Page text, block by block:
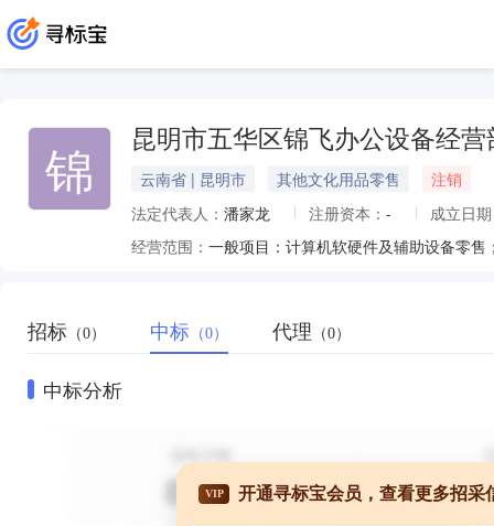
锦 昆明市五华区锦飞办公设备经营
云南省 | 昆明市 其他文化用品零售
注销
法定代表人： 潘家龙 注册资本： -
成立日
经营范围：
招标 （0） 中标 （0） 代理 （0）
中标分析
VIP 开通寻标宝会员，查看更多招采